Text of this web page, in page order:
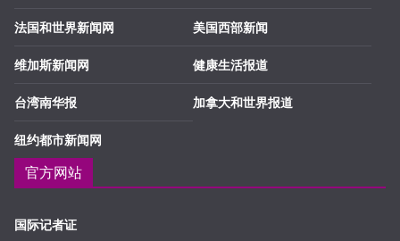
法国和世界新闻网
维加斯新闻网
台湾南华报
纽约都市新闻网
美国西部新闻
健康生活报道
加拿大和世界报道
官方网站
国际记者证